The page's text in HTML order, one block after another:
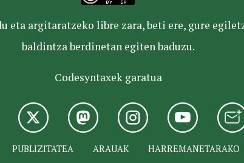
eta argitaratzeko libre zara, beti ere, gure
baldintza berdinetan egiten baduzu.
Codesyntaxek garatua
PUBLIZITATEA ARAUAK HARREMANETARAKO